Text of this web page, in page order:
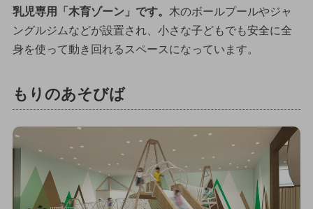
乳児専用「木育ゾーン」です。 木のボールプールやジャ
ングルジムなどが設置され、小さな子どもでも安全に全
身を使って動き回れるスペースになっています。
もりのあそびば